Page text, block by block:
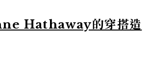
Hathaway的穿搭造